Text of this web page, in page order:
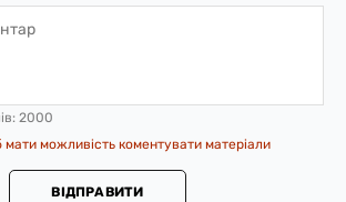
2000
можливість коментувати матеріали
ВІДПРАВИТИ